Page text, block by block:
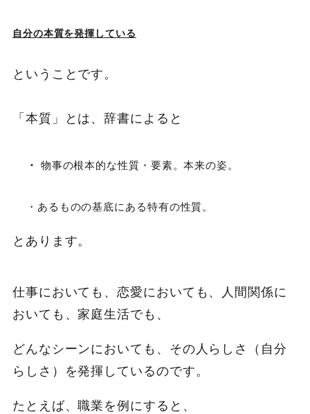
自分の本質を発揮している
ということです。
「本質」とは、辞書によると
・ 物事の根本的な性質・要素。本来の姿。
・あるものの基底にある特有の性質。
とあります。
仕事においても、恋愛においても、人間関係に
おいても、家庭生活でも、
どんなシーンにおいても、その人らしさ（自分
らしさ）を発揮しているのです。
たとえば、職業を例にすると、